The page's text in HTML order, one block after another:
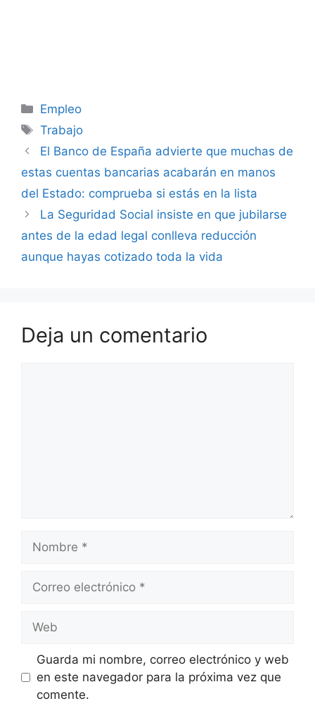
Categorías
Empleo
Etiquetas
Trabajo
El Banco de España advierte que muchas de
estas cuentas bancarias acabarán en manos
del Estado: comprueba si estás en la lista
La Seguridad Social insiste en que jubilarse
antes de la edad legal conlleva reducción
aunque hayas cotizado toda la vida
Deja un comentario
Nombre
Correo
Web
Guarda mi nombre, correo electrónico y web
en este navegador para la próxima vez que
comente.